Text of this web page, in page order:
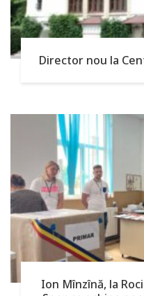
Director nou la
Ion Mînzînă, la